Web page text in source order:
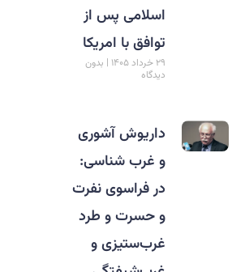
اسلامی پس از
توافق با امریکا
۲۹ خرداد ۱۴۰۵
بدون
دیدگاه
داریوش آشوری
و غرب‏ شناسی:
در فراسوی نفرت
و حسرت و طرد
غرب‌ستیزی و